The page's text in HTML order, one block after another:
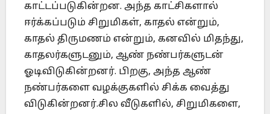
காட்டப்படுகின்றன. அந்த காட்சிகளால்
ஈர்க்கப்படும் சிறுமிகள், காதல் என்றும்,
காதல் திருமணம் என்றும், கனவில் மிதந்து,
காதலர்களுடனும், ஆண் நண்பர்களுடன்
ஓடிவிடுகின்றனர். பிறகு, அந்த ஆண்
நண்பர்களை வழக்குகளில் சிக்க வைத்து
விடுகின்றனர்.சில வீடுகளில், சிறுமிகளை,